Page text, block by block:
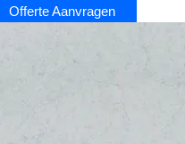
Offerte Aanvragen